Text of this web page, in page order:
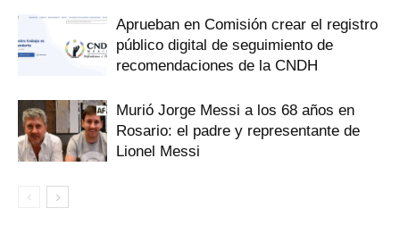
Aprueban en Comisión crear el registro
público digital de seguimiento de
recomendaciones de la CNDH
Murió Jorge Messi a los 68 años en
Rosario: el padre y representante de
Lionel Messi